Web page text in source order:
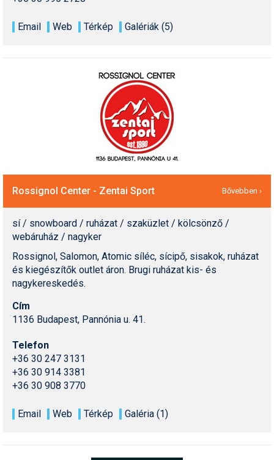
Email Web Térkép Galériák (5)
Rossignol Center - Zentai Sport Bővebben ›
sí / snowboard / ruházat / szaküzlet / kölcsönző /
webáruház / nagyker
Rossignol, Salomon, Atomic síléc, sícipő, sisakok, ruházat
és kiegészítők outlet áron. Brugi ruházat kis- és
nagykereskedés.
Cím
1136 Budapest, Pannónia u. 41.
Telefon
+36 30 247 3131
+36 30 914 3381
+36 30 908 3770
Email Web Térkép Galéria (1)